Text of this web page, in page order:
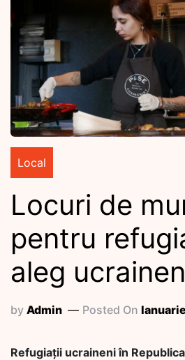
Local
Locuri de
pentru
aleg
by Admin Posted On
Refugiații ucraineni în